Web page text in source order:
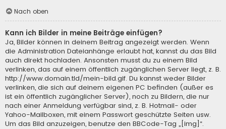
Nach oben
Kann ich Bilder in meine Beiträge einfügen?
Ja, Bilder können in deinem Beitrag angezeigt werden. Wenn
die Administration Dateianhänge erlaubt hat, kannst du das Bild
auch direkt hochladen. Ansonsten musst du zu einem Bild
verlinken, das auf einem öffentlich zugänglichen Server liegt, z. B.
http://www.domain.tld/mein-bild.gif. Du kannst weder Bilder
verlinken, die sich auf deinem eigenen PC befinden (außer es
ist ein öffentlich zugänglicher Server), noch zu Bildern, die nur
nach einer Anmeldung verfügbar sind, z. B. Hotmail- oder
Yahoo-Mailboxen, mit einem Passwort geschützte Seiten usw.
Um das Bild anzuzeigen, benutze den BBCode-Tag „[img]“.